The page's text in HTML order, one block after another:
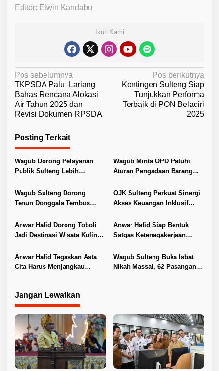
Editor: Elwin Kandabu
Ikuti Kami
N
a
v
i
g
a
s
i
p
o
Pos sebelumnya
TKPSDA Palu–Lariang
Bahas Rencana Alokasi
Air Tahun 2025 dan
Revisi Dokumen RPSDA
Pos berikutnya
Kontingen Sulteng Siap
Tunjukkan Performa
Terbaik di PON Beladiri
2025
Posting Terkait
Wagub Dorong Pelayanan
Publik Sulteng Lebih
Wagub Minta OPD Patuhi
Aturan Pengadaan Barang
Wagub Sulteng Dorong
Tenun Donggala Tembus
OJK Sulteng Perkuat Sinergi
Akses Keuangan Inklusif
UMKM
Anwar Hafid Dorong Toboli
Jadi Destinasi Wisata Kuliner
Anwar Hafid Siap Bentuk
Satgas Ketenagakerjaan
Anwar Hafid Tegaskan Asta
Cita Harus Menjangkau
Wagub Sulteng Buka Isbat
Nikah Massal, 62 Pasangan
Jangan Lewatkan